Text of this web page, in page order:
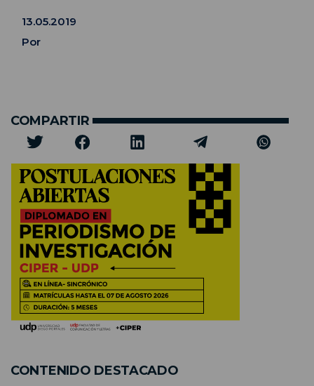
13.05.2019
Por
COMPARTIR
CONTENIDO DESTACADO